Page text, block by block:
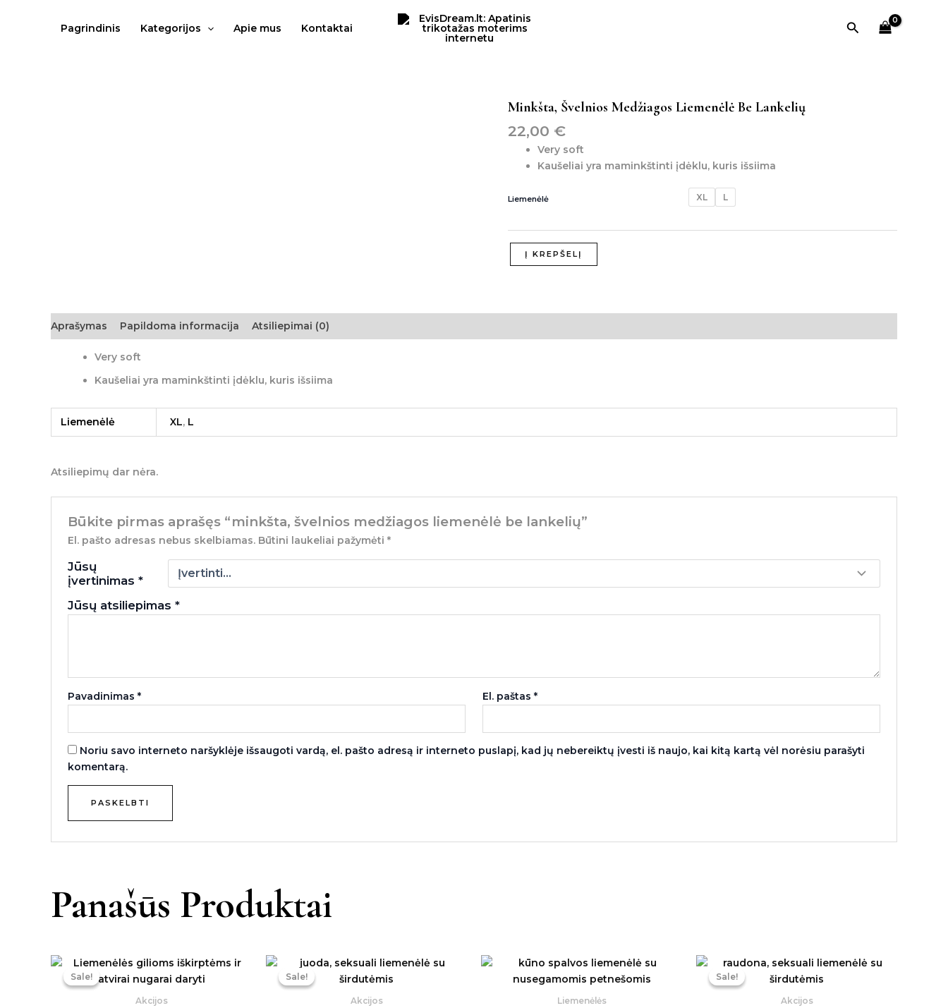
Pagrindinis Kategorijos Apie mus Kontaktai Paieška
Minkšta, Švelnios Medžiagos Liemenėlė Be Lankelių
22,00 €
Very soft
Kaušeliai yra maminkštinti įdėklu, kuris išsiima
Liemenėlė XL L
produkto
minkšta,
švelnios
medžiagos
lankelių
Į KREPŠELĮ
Aprašymas Papildoma informacija Atsiliepimai (0)
Very soft
Kaušeliai yra maminkštinti įdėklu, kuris išsiima
Liemenėlė XL, L
Atsiliepimų dar nėra.
Būkite pirmas aprašęs “minkšta, švelnios medžiagos liemenėlė be lankelių”
El. pašto adresas nebus skelbiamas. Būtini laukeliai pažymėti*
Jūsų
įvertinimas*
Jūsų atsiliepimas*
Pavadinimas* El. paštas *
Noriu savo interneto naršyklėje išsaugoti vardą, el. pašto adresą ir interneto puslapį, kad jų nebereiktų įvesti iš naujo, kai kitą kartą vėl norėsiu parašyti
komentarą.
Panašūs Produktai
Sale!
Sale!
Akcijos
Original
was:
Current
price
is:
Sale!
Sale!
Akcijos
Original
was:
Current
Liemenėlės
Sale!
Sale!
Akcijos
Original
was:
Current